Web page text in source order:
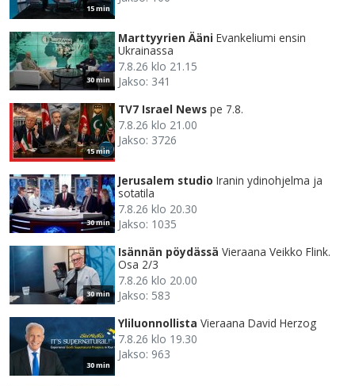
15 min
30 min
Marttyyrien Ääni Evankeliumi ensin
Ukrainassa
7.8.26 klo 21.15
Jakso: 341
15 min
TV7 Israel News pe 7.8.
7.8.26 klo 21.00
Jakso: 3726
30 min
Jerusalem studio Iranin ydinohjelma ja
sotatila
7.8.26 klo 20.30
Jakso: 1035
30 min
Isännän pöydässä Vieraana Veikko Flink.
Osa 2/3
7.8.26 klo 20.00
Jakso: 583
30 min
Yliluonnollista Vieraana David Herzog
7.8.26 klo 19.30
Jakso: 963